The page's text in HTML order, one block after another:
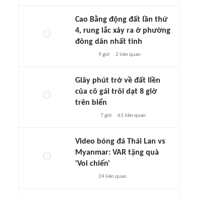
Cao Bằng động đất lần thứ
4, rung lắc xảy ra ở phường
đông dân nhất tỉnh
9 giờ 2 liên quan
Giây phút trở về đất liền
của cô gái trôi dạt 8 giờ
trên biển
7 giờ 61 liên quan
Video bóng đá Thái Lan vs
Myanmar: VAR tặng quà
'Voi chiến'
24liên quan